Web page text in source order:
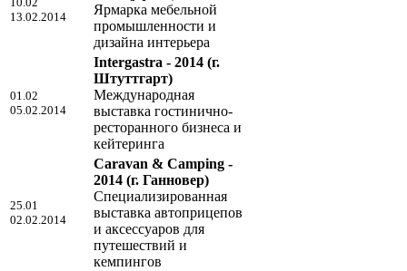
13.02.2014
Ярмарка мебельной
промышленности и
дизайна интерьера
01.02
05.02.2014
Intergastra - 2014 (г.
Штуттгарт)
Международная
выставка гостинично-
ресторанного бизнеса и
кейтеринга
25.01
02.02.2014
Caravan & Camping -
2014 (г. Ганновер)
Специализированная
выставка автоприцепов
и аксессуаров для
путешествий и
кемпингов